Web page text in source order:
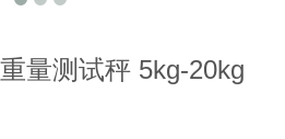
量测试秤 5kg-20kg